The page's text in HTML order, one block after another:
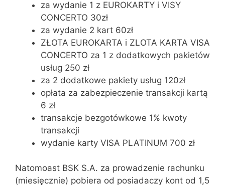
za wydanie 1 z EUROKARTY i VISY
CONCERTO 30zł
za wydanie 2 kart 60zł
ZŁOTA EUROKARTA i ZLOTA KARTA VISA
CONCERTO za 1 z dodatkowych pakietów
usług 250 zł
za 2 dodatkowe pakiety usług 120zł
opłata za zabezpieczenie transakcji kartą
6 zł
transakcje bezgotówkowe 1% kwoty
transakcji
wydanie karty VISA PLATINUM 700 zł
Natomoast BSK S.A. za prowadzenie rachunku
(miesięcznie) pobiera od posiadaczy kont od 1,5